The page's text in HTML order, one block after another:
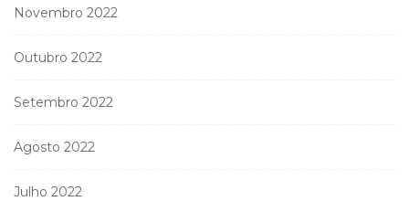
Novembro 2022
Outubro 2022
Setembro 2022
Agosto 2022
Julho 2022